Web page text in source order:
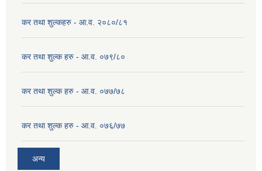
कर तथा शुल्कहरु - आ.व. २०८०/८१
कर तथा शुल्क हरु - आ.व. ०७९/८०
कर तथा शुल्क हरु - आ.व. ०७७/७८
कर तथा शुल्क हरु - आ.व. ०७६/७७
अन्य